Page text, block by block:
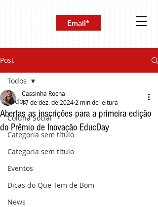
Post
Todos
Coluna Social
Categoria sem título
Categoria sem título
Eventos
Dicas do Que Tem de Bom
News
Todos
Abertas as inscrições para a primeira edição
do Prêmio de Inovação EducDay
Cassinha Rocha
17 de dez. de 2024 2 min de leitura